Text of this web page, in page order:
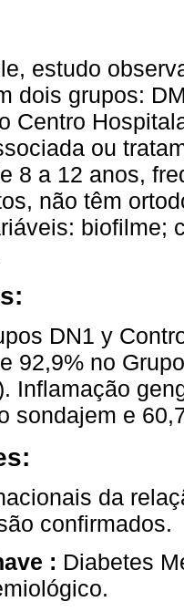
estudo
dois grupos:
Centro
ou
8 a 12 anos,
não têm
biofilme;
DN1 y
92,9% no
Inflamação
sondajem e
da
confirmados.
: Diabetes